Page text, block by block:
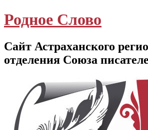
Родное Слово
Сайт Астраханского
отделения Союза